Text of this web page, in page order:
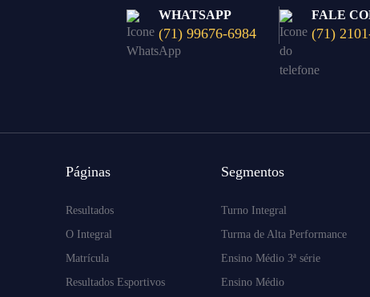
WHATSAPP
(71) 99676-6984
FALE
(71)
Páginas
Resultados
O Integral
Matrícula
Resultados Esportivos
Segmentos
Turno Integral
Turma de Alta Performance
Ensino Médio 3ª série
Ensino Médio